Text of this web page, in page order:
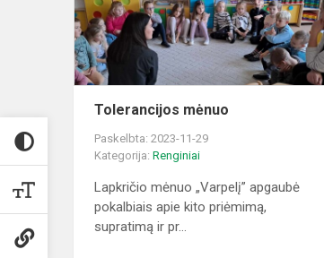
Tolerancijos mėnuo
Paskelbta: 2023-11-29
Kategorija: Renginiai
Lapkričio mėnuo „Varpelį” apgaubė
pokalbiais apie kito priėmimą,
supratimą ir pr...